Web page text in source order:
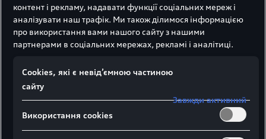
1 2 3
контент і рекламу, надавати функції соціальних мереж і
аналізувати наш трафік. Ми також ділимося інформацією
про використання вами нашого сайту з нашими
партнерами в соціальних мережах, рекламі і аналітиці.
Сookies, які є невід’ємною частиною
сайту
Завжди активний
Використання cookies